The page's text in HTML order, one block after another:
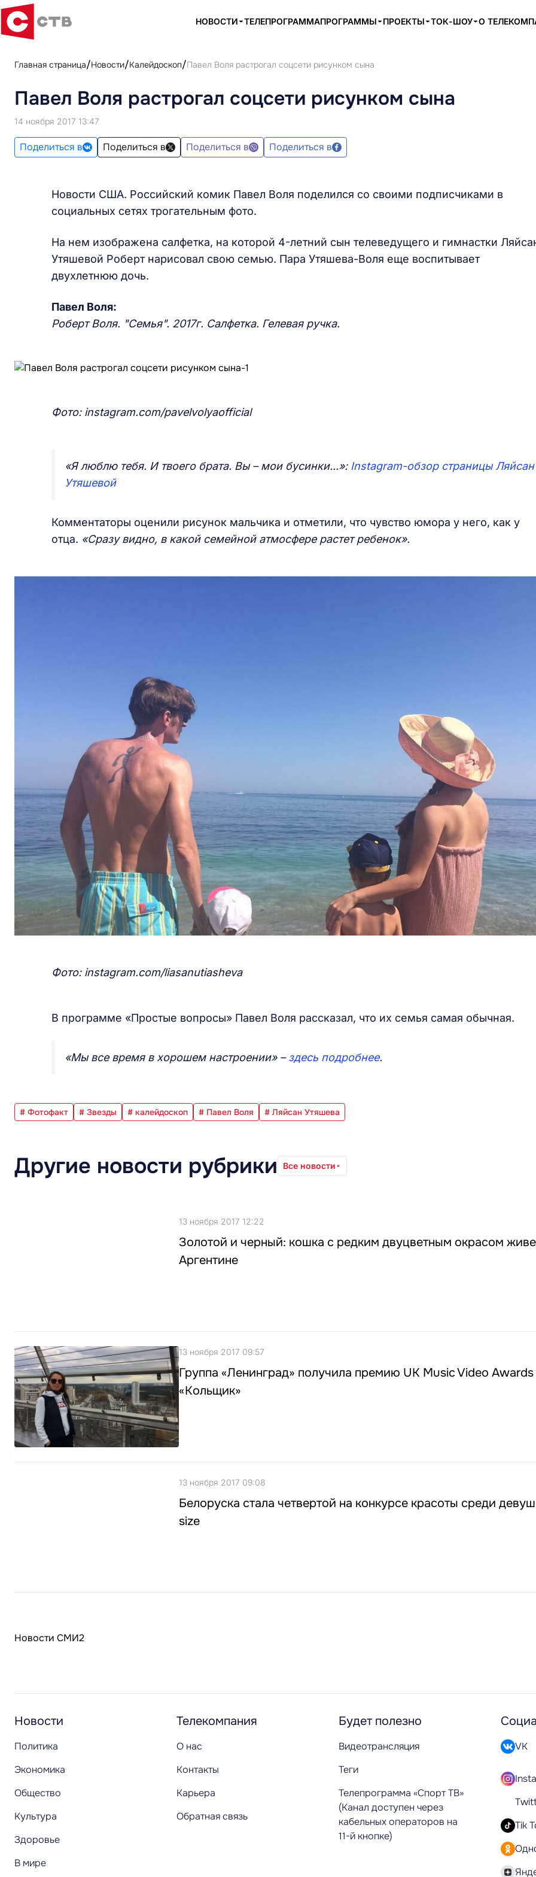
НОВОСТИ ТЕЛЕПРОГРАММАПРОГРАММЫ ПРОЕКТЫ ТОК-ШОУ О
Главная страница Новости Калейдоскоп Павел Воля растрогал соцсети рисунком сына
Павел Воля растрогал соцсети рисунком сына
14 ноября 2017 13:47
Поделиться в Поделиться в Поделиться в Поделиться в
Новости США. Российский комик Павел Воля поделился со своими подписчиками в
социальных сетях трогательным фото.
На нем изображена салфетка, на которой 4-летний сын телеведущего и гимнастки
Утяшевой Роберт нарисовал свою семью. Пара Утяшева-Воля еще воспитывает
двухлетнюю дочь.
Павел Воля:
Роберт Воля. "Семья". 2017г. Салфетка. Гелевая ручка.
Фото: instagram.com/pavelvolyaofficial
«Я люблю тебя. И твоего брата. Вы – мои бусинки...»: Instagram-обзор страницы Ляйсан
Утяшевой
Комментаторы оценили рисунок мальчика и отметили, что чувство юмора у него, как у
отца. «Сразу видно, в какой семейной атмосфере растет ребенок».
Фото: instagram.com/liasanutiasheva
В программе «Простые вопросы» Павел Воля рассказал, что их семья самая обычная.
«Мы все время в хорошем настроении» –здесь подробнее.
# Фотофакт # Звезды # калейдоскоп # Павел Воля # Ляйсан Утяшева
Другие новости рубрики Все новости
13 ноября 2017 12:22
Золотой и черный: кошка с редким двуцветным окрасом
Аргентине
13 ноября 2017 09:57
Группа «Ленинград» получила премию UK Music Video Awards
«Кольщик»
13 ноября 2017 09:08
Белоруска стала четвертой на конкурсе красоты среди
size
Новости СМИ2
Новости
Политика
Экономика
Общество
Культура
Здоровье
В мире
Телекомпания
О нас
Контакты
Карьера
Обратная связь
Будет полезно
Видеотрансляция
Теги
Телепрограмма «Спорт ТВ»
(Канал доступен через
кабельных операторов на
11-й кнопке)
VK
Tik